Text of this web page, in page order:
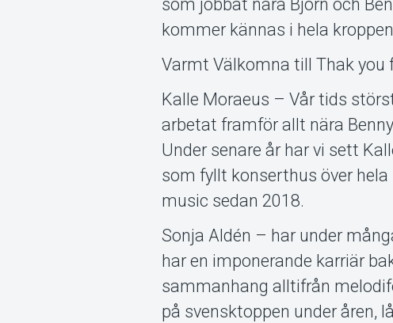
som jobbat nära Björn och
kommer kännas i hela
Varmt Välkomna till Thak you
Kalle Moraeus – Vår tids
arbetat framför allt nära
Under senare år har vi sett
som fyllt konserthus över
music sedan 2018.
Sonja Aldén – har under
har en imponerande karriär
sammanhang alltifrån
på svensktoppen under åren,